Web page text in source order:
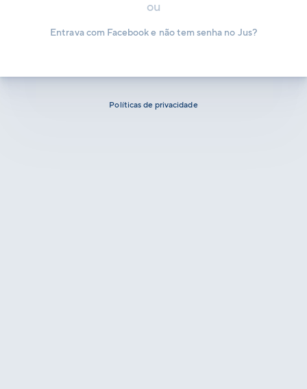
ou
Entrava com Facebook e não tem senha no Jus?
Políticas de privacidade